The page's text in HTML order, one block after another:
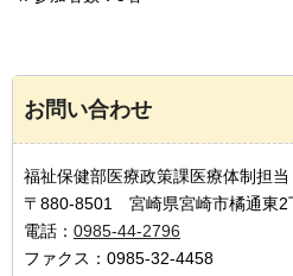
お問い合わせ
福祉保健部医療政策課医療体制担当
〒880-8501 宮崎県宮崎市橘通東2
電話： 0985-44-2796
ファクス：0985-32-4458